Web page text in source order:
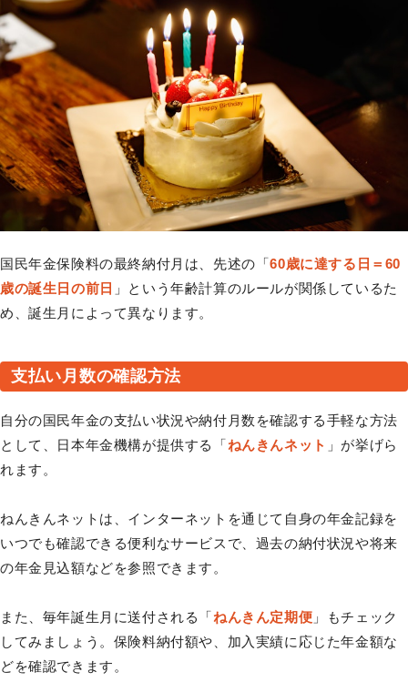
国民年金保険料の最終納付月は、先述の「60歳に達する日＝60
歳の誕生日の前日 」という年齢計算のルールが関係しているた
め、誕生月によって異なります。
支払い月数の確認方法
自分の国民年金の支払い状況や納付月数を確認する手軽な方法
として、日本年金機構が提供する「ねんきんネット 」が挙げら
れます。
ねんきんネットは、インターネットを通じて自身の年金記録を
いつでも確認できる便利なサービスで、過去の納付状況や将来
の年金見込額などを参照できます。
また、毎年誕生月に送付される「ねんきん定期便 」もチェック
してみましょう。保険料納付額や、加入実績に応じた年金額な
どを確認できます。